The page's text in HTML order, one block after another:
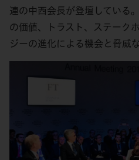
連の中西会長が登壇している
の価値、トラスト、ステーク
ジーの進化による機会と脅威な